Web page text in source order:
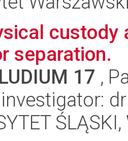
custody
separation.
17 ,